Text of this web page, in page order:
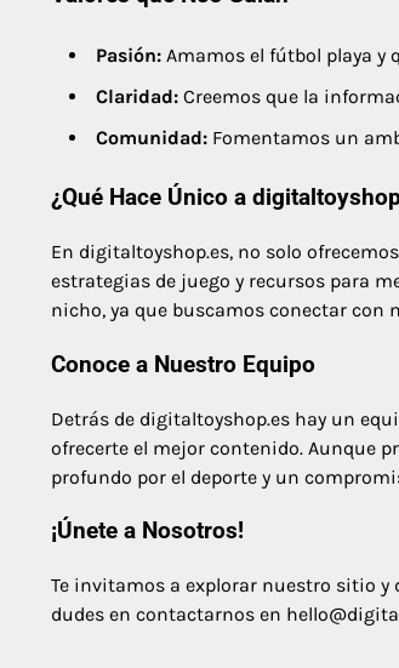
Pasión: Amamos el fútbol playa y
Claridad: Creemos que la
Comunidad: Fomentamos un
¿Qué Hace Único a
En digitaltoyshop.es, no solo
estrategias de juego y recursos para
nicho, ya que buscamos conectar
Conoce a Nuestro Equipo
Detrás de digitaltoyshop.es hay un
ofrecerte el mejor contenido. Aunque
profundo por el deporte y un
¡Únete a Nosotros!
Te invitamos a explorar nuestro sitio y
dudes en contactarnos en